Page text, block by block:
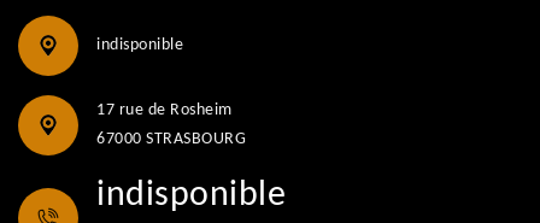
indisponible
17 rue de Rosheim
67000 STRASBOURG
indisponible